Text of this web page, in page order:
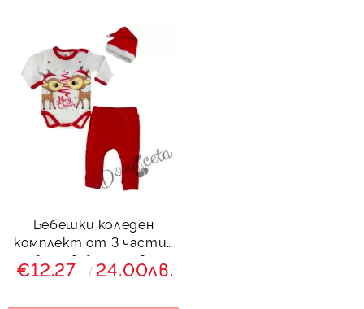
Бебешки коледен
комплект от 3 части-
боди в бяло с две
сърнички и шапка
€12.27 24.00лв.